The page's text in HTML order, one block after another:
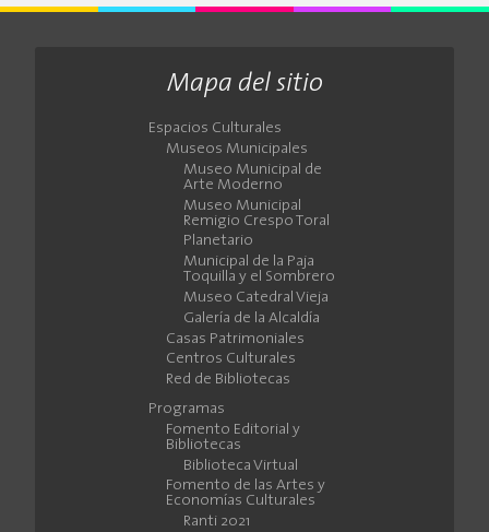
Mapa del sitio
Espacios Culturales
Museos Municipales
Museo Municipal de
Arte Moderno
Museo Municipal
Remigio Crespo Toral
Planetario
Municipal de la Paja
Toquilla y el Sombrero
Museo Catedral Vieja
Galería de la Alcaldía
Casas Patrimoniales
Centros Culturales
Red de Bibliotecas
Programas
Fomento Editorial y
Bibliotecas
Biblioteca Virtual
Fomento de las Artes y
Economías Culturales
Ranti 2021